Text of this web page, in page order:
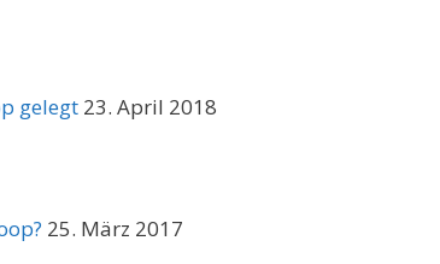
gelegt 23. April 2018
25. März 2017